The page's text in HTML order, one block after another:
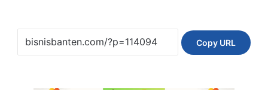
Copy URL